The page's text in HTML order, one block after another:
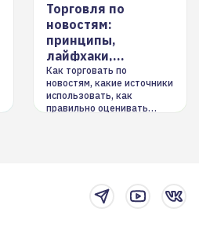
Торговля по
новостям:
принципы,
лайфхаки,
инструменты
Как торговать по
новостям, какие источники
использовать, как
правильно оценивать